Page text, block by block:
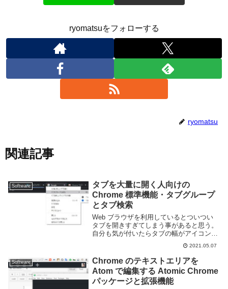
ryomatsuをフォローする
ryomatsu
関連記事
Software
タブを大量に開く人向けの
Chrome 標準機能・タブグループ
とタブ検索
Web ブラウザを利用しているとついつい
タブを開きすぎてしまう事があると思う。
自分も気が付いたらタブの幅がアイコン一
つ分ぐらいになってしまうことが良くあ
る。以前であればこのような問題に対処す
るにはタブを整理するための拡張機能を利
用する事が一...
2021.05.07
Software
Chrome のテキストエリアを
Atom で編集する Atomic Chrome
パッケージと拡張機能